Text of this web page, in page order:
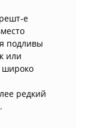
е
подливы
или
широко
редкий